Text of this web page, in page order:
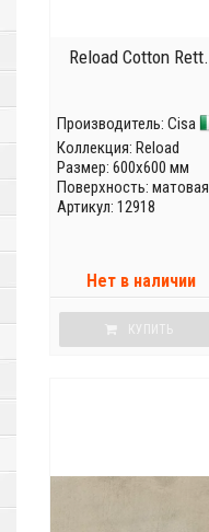
Reload Cotton Rett.
Производитель: Cisa
Коллекция: Reload
Размер: 600x600 мм
Поверхность: матовая
Артикул: 12918
Нет в наличии
КУПИТЬ